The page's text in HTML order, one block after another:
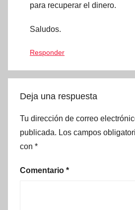
para recuperar el dinero.
Saludos.
Responder
Deja una respuesta
Tu dirección de correo
publicada. Los campos
con *
Comentario *